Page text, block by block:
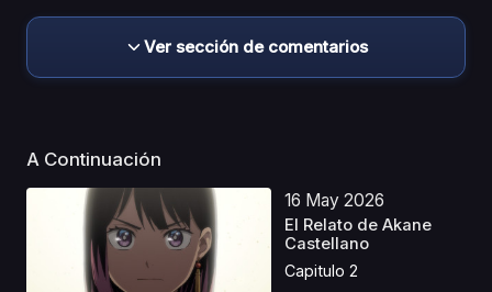
Ver sección de comentarios
A Continuación
16 May 2026
El Relato de Akane
Castellano
Capitulo 2